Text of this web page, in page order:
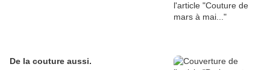
De la couture aussi.